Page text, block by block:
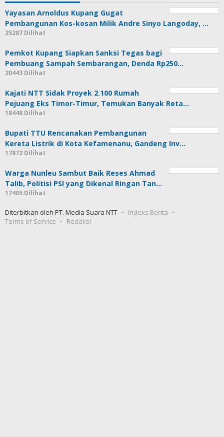
Yayasan Arnoldus Kupang Gugat
Pembangunan Kos-kosan Milik Andre Sinyo Langoday, …
25287 Dilihat
Pemkot Kupang Siapkan Sanksi Tegas bagi
Pembuang Sampah Sembarangan, Denda Rp250…
20443 Dilihat
Kajati NTT Sidak Proyek 2.100 Rumah
Pejuang Eks Timor-Timur, Temukan Banyak Reta…
18448 Dilihat
Bupati TTU Rencanakan Pembangunan
Kereta Listrik di Kota Kefamenanu, Gandeng Inv…
17872 Dilihat
Warga Nunleu Sambut Baik Reses Ahmad
Talib, Politisi PSI yang Dikenal Ringan Tan…
17405 Dilihat
Diterbitkan oleh PT. Media Suara NTT
Indeks Berita
Terms of Service
Redaksi